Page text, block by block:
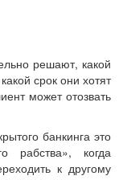
решают, какой
срок они хотят
может отозвать
банкинга это
рабства», когда
к другому